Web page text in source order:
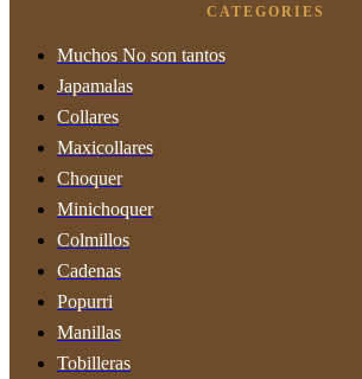
CATEGORIES
Muchos No son tantos
Japamalas
Collares
Maxicollares
Choquer
Minichoquer
Colmillos
Cadenas
Popurri
Manillas
Tobilleras